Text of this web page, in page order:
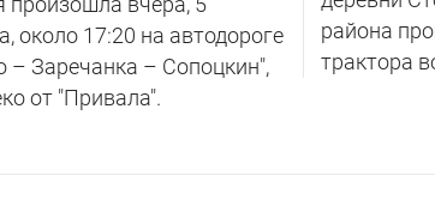
около 17:20 на автодороге
– Заречанка – Сопоцкин",
от "Привала".
района
трактора